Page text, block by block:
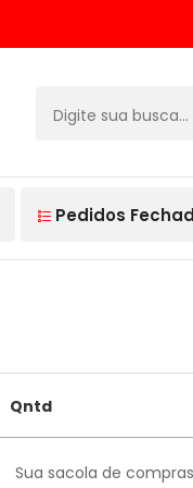
Pedidos
Qntd
Sua sacola de